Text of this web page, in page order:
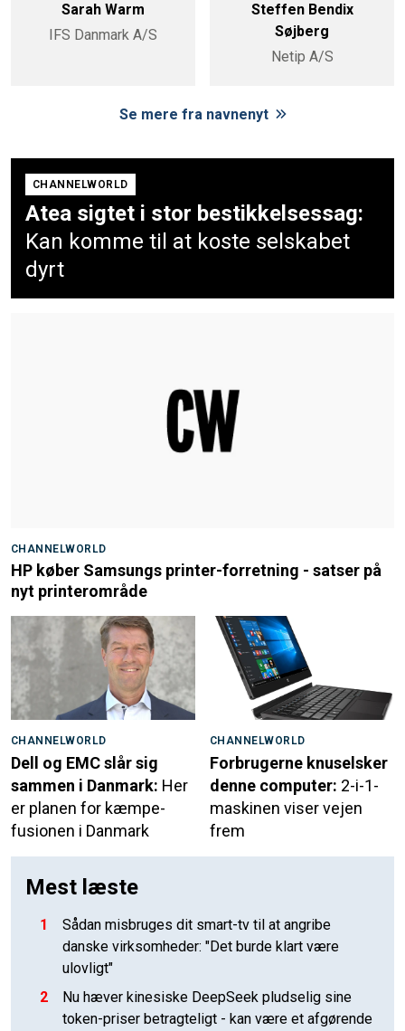
Sarah Warm
IFS Danmark A/S
Steffen Bendix
Søjberg
Netip A/S
Se mere fra navnenyt
CHANNELWORLD
Atea sigtet i stor bestikkelsessag:
Kan komme til at koste selskabet
dyrt
CHANNELWORLD
HP køber Samsungs printer-forretning - satser på
nyt printerområde
CHANNELWORLD
Dell og EMC slår sig
sammen i Danmark: Her
er planen for kæmpe-
fusionen i Danmark
CHANNELWORLD
Forbrugerne knuselsker
denne computer: 2-i-1-
maskinen viser vejen
frem
Mest læste
1
Sådan misbruges dit smart-tv til at angribe
danske virksomheder: "Det burde klart være
ulovligt"
2
Nu hæver kinesiske DeepSeek pludselig sine
token-priser betragteligt - kan være et afgørende